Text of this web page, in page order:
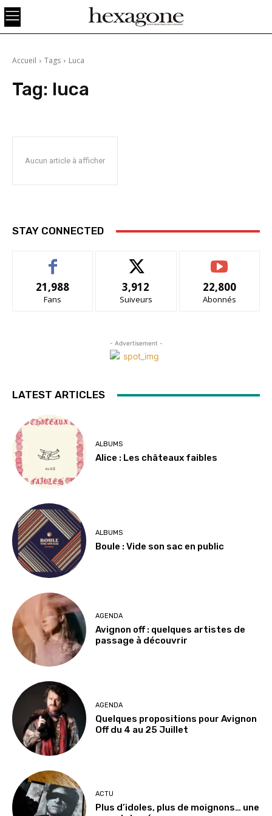
Accueil Tags Luca
Tag: luca
Aucun article à afficher
STAY CONNECTED
21,988
Fans
3,912
Suiveurs
22,800
Abonnés
- Advertisement -
LATEST ARTICLES
ALBUMS
Alice : Les châteaux faibles
ALBUMS
Boule : Vide son sac en public
AGENDA
Avignon off : quelques artistes de
passage à découvrir
AGENDA
Quelques propositions pour Avignon
Off du 4 au 25 Juillet
ACTU
Plus d’idoles, plus de moignons… une